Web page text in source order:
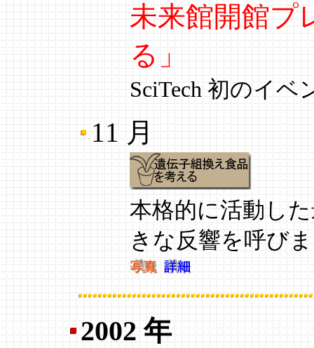
未来館開館プ
る」
SciTech 初のイベ
11 月
本格的に活動し
きな反響を呼び
2002 年